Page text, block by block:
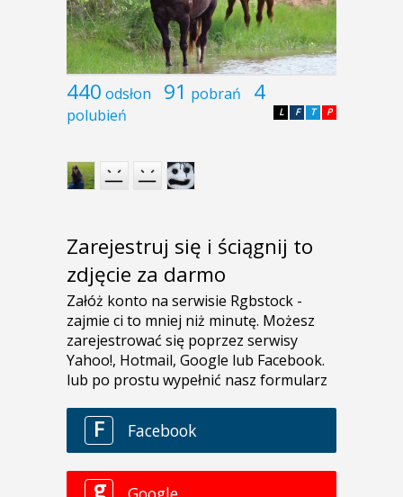
440 odsłon 91 pobrań 4
polubień P
T
F
L
Zarejestruj się i ściągnij to
zdjęcie za darmo